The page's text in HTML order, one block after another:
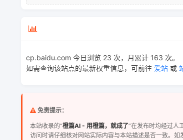
cp.baidu.com 今日浏览 23 次，月累计 163 次。
如需查询该站点的最新权重信息，可前往 爱站 或
免责提示：
本站收录的“橙篇AI - 用橙篇，就成了”在发布时均经过人
访问时请仔细核对网站实际内容与本站描述是否一致。